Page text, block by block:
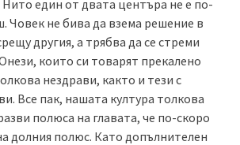
Нито един от двата центъра не е по-
Човек не бива да взема решение в
другия, а трябва да се стреми
които си товарят прекалено
нездрави, както и тези с
Все пак, нашата култура толкова
полюса на главата, че по-скоро
долния полюс. Като допълнителен